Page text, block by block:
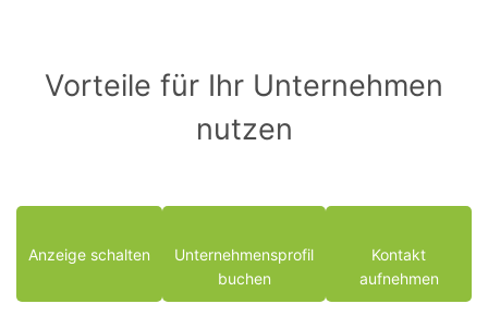
Vorteile für Ihr Unternehmen
nutzen
Anzeige schalten
Unternehmensprofil
buchen
Kontakt
aufnehmen